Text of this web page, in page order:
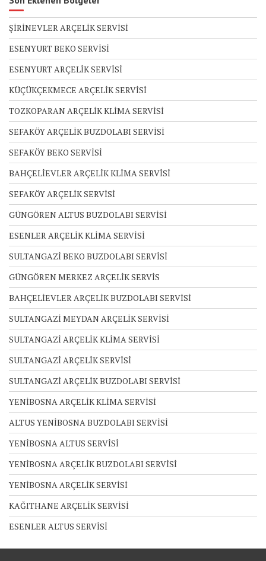
ŞİRİNEVLER ARÇELİK SERVİSİ
ESENYURT BEKO SERVİSİ
ESENYURT ARÇELİK SERVİSİ
KÜÇÜKÇEKMECE ARÇELİK SERVİSİ
TOZKOPARAN ARÇELİK KLİMA SERVİSİ
SEFAKÖY ARÇELİK BUZDOLABI SERVİSİ
SEFAKÖY BEKO SERVİSİ
BAHÇELİEVLER ARÇELİK KLİMA SERVİSİ
SEFAKÖY ARÇELİK SERVİSİ
GÜNGÖREN ALTUS BUZDOLABI SERVİSİ
ESENLER ARÇELİK KLİMA SERVİSİ
SULTANGAZİ BEKO BUZDOLABI SERVİSİ
GÜNGÖREN MERKEZ ARÇELİK SERVİS
BAHÇELİEVLER ARÇELİK BUZDOLABI SERVİSİ
SULTANGAZİ MEYDAN ARÇELİK SERVİSİ
SULTANGAZİ ARÇELİK KLİMA SERVİSİ
SULTANGAZİ ARÇELİK SERVİSİ
SULTANGAZİ ARÇELİK BUZDOLABI SERVİSİ
YENİBOSNA ARÇELİK KLİMA SERVİSİ
ALTUS YENİBOSNA BUZDOLABI SERVİSİ
YENİBOSNA ALTUS SERVİSİ
YENİBOSNA ARÇELİK BUZDOLABI SERVİSİ
YENİBOSNA ARÇELİK SERVİSİ
KAĞITHANE ARÇELİK SERVİSİ
ESENLER ALTUS SERVİSİ